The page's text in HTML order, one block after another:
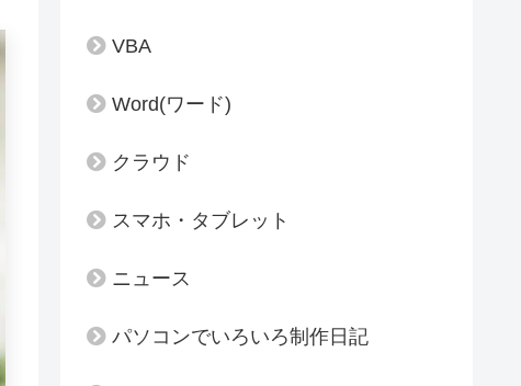
VBA
Word(ワード)
クラウド
スマホ・タブレット
ニュース
パソコンでいろいろ制作日記